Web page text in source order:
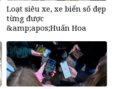
Loạt siêu xe, xe biển số đẹp
từng được
&amp;apos;Huấn Hoa
sốt mạng